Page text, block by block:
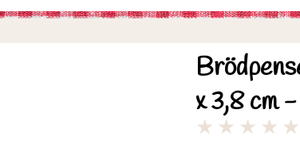
x 3,8 cm
★ ★ ★ ★ ★